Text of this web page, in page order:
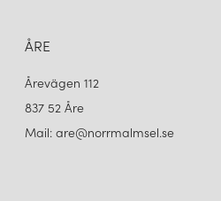
ÅRE
Årevägen 112
837 52 Åre
Mail: are@norrmalmsel.se